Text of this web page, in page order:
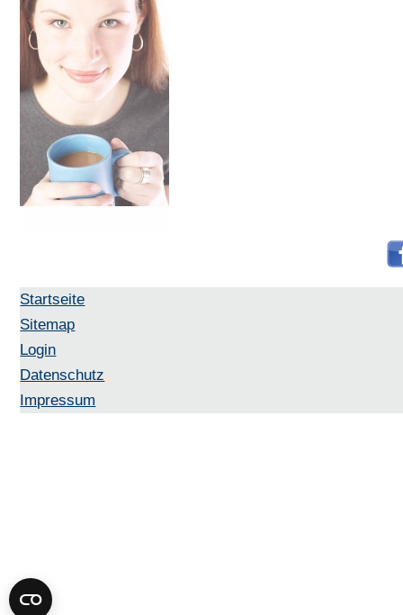
Startseite
Sitemap
Login
Datenschutz
Impressum